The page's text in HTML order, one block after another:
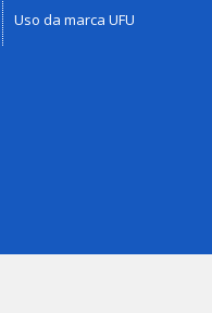
Uso da marca UFU